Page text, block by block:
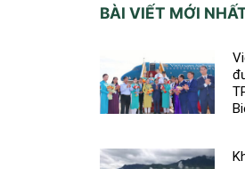
BÀI VIẾT MỚI